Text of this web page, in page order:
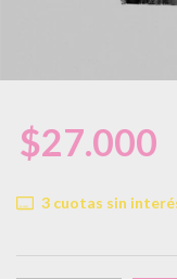
$27.000
3cuotas sin